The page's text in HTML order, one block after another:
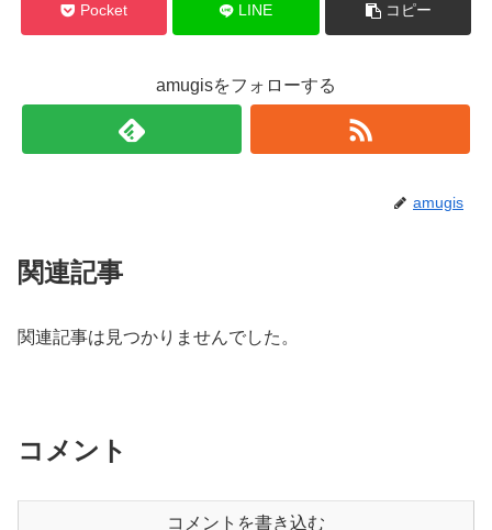
Pocket LINE コピー
amugisをフォローする
amugis
関連記事
関連記事は見つかりませんでした。
コメント
コメントを書き込む